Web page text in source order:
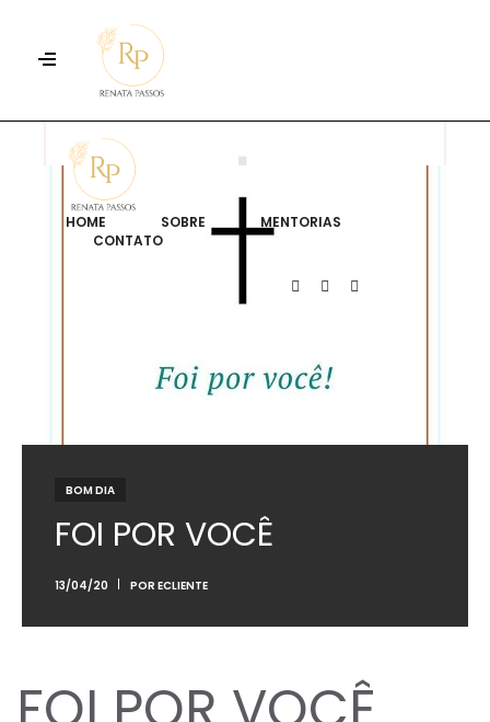
HOME SOBRE
MENTORIAS
CONTATO
BOM DIA
FOI POR VOCÊ
13/04/20 POR ECLIENTE